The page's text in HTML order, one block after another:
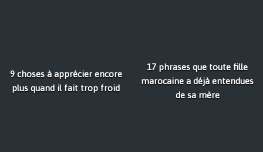
9 choses à apprécier encore
plus quand il fait trop froid
17 phrases que toute fille
marocaine a déjà entendues
de sa mère